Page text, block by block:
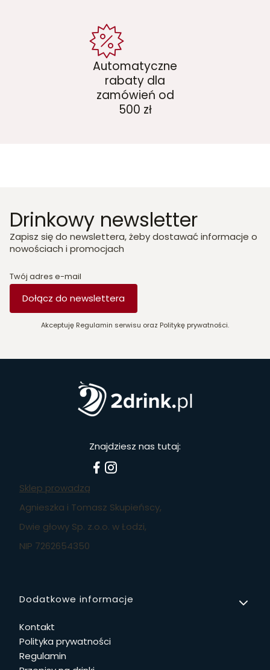
Automatyczne
rabaty dla
zamówień od
500 zł
Drinkowy newsletter
Zapisz się do newslettera, żeby dostawać informacje o
nowościach i promocjach
Twój adres e-mail
Dołącz do newslettera
Akceptuję Regulamin serwisu oraz Politykę prywatności.
Znajdziesz nas tutaj:
Sklep prowadzą
Agnieszka i Tomasz Skupieńscy,
Dwie głowy Sp. z.o.o. w Łodzi,
NIP 7262654350
Linki w stopce
Dodatkowe informacje
Kontakt
Polityka prywatności
Regulamin